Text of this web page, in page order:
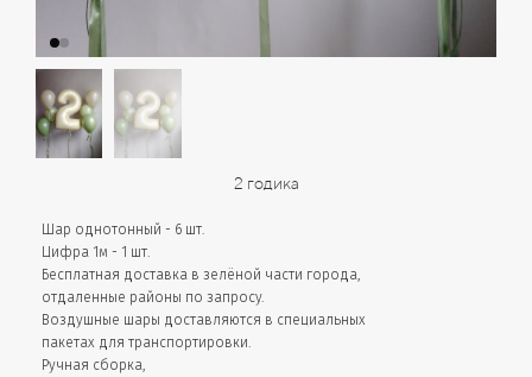
2 годика
Шар однотонный - 6 шт.
Цифра 1м - 1 шт.
Бесплатная доставка в зелёной части города,
отдаленные районы по запросу.
Воздушные шары доставляются в специальных
пакетах для транспортировки.
Ручная сборка,